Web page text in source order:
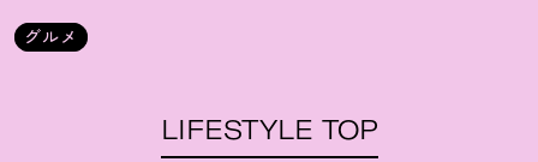
グルメ
LIFESTYLE TOP